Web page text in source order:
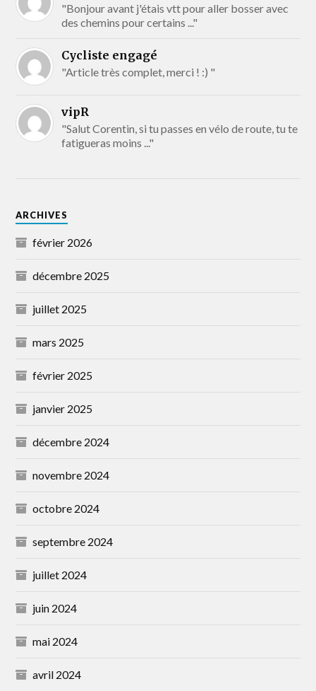
"Bonjour avant j'étais vtt pour aller bosser avec
des chemins pour certains ..."
Cycliste engagé
"Article très complet, merci ! :) "
vipR
"Salut Corentin, si tu passes en vélo de route, tu te
fatigueras moins ..."
ARCHIVES
février 2026
décembre 2025
juillet 2025
mars 2025
février 2025
janvier 2025
décembre 2024
novembre 2024
octobre 2024
septembre 2024
juillet 2024
juin 2024
mai 2024
avril 2024